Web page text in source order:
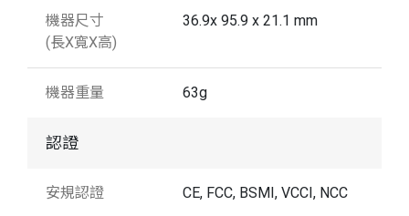
機器尺寸
(長X寬X高)
36.9x 95.9 x 21.1 mm
機器重量 63g
認證
安規認證 CE, FCC, BSMI, VCCI, NCC